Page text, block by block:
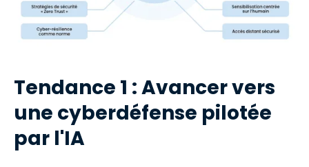
Tendance 1 : Avancer vers
une cyberdéfense pilotée
par l'IA